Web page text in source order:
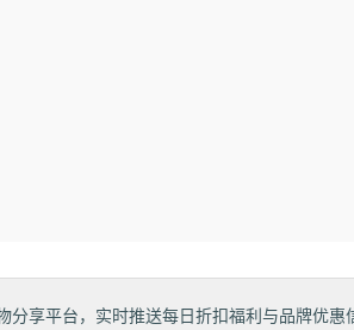
分享平台，实时推送每日折扣福利与品牌优